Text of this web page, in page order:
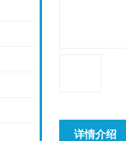
详情介绍